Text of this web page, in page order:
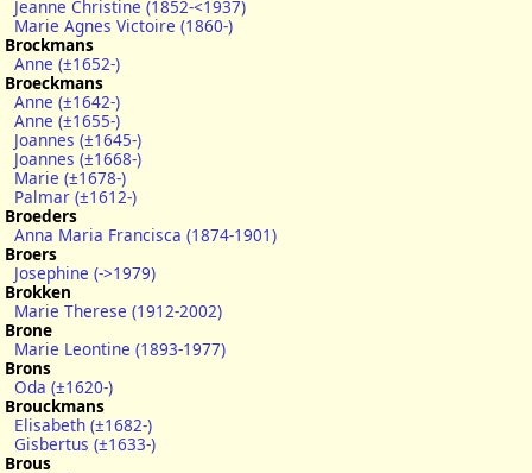
Jeanne Christine (1852-<1937)
Marie Agnes Victoire (1860-)
Brockmans
Anne (±1652-)
Broeckmans
Anne (±1642-)
Anne (±1655-)
Joannes (±1645-)
Joannes (±1668-)
Marie (±1678-)
Palmar (±1612-)
Broeders
Anna Maria Francisca (1874-1901)
Broers
Josephine (->1979)
Brokken
Marie Therese (1912-2002)
Brone
Marie Leontine (1893-1977)
Brons
Oda (±1620-)
Brouckmans
Elisabeth (±1682-)
Gisbertus (±1633-)
Brous